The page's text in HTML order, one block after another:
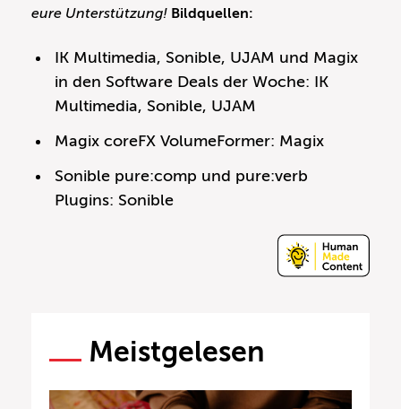
eure Unterstützung! Bildquellen:
IK Multimedia, Sonible, UJAM und Magix
in den Software Deals der Woche: IK
Multimedia, Sonible, UJAM
Magix coreFX VolumeFormer: Magix
Sonible pure:comp und pure:verb
Plugins: Sonible
Meistgelesen